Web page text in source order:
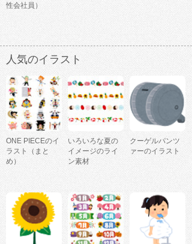
性会社員）
人気のイラスト
ONE PIECEのイ
ラスト（まと
め）
いろいろな夏の
イメージのライ
ン素材
クーゲルパンツ
ァーのイラスト